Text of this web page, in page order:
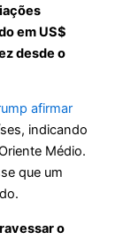
em US$
desde o
afirmar
indicando
Médio.
que um
o